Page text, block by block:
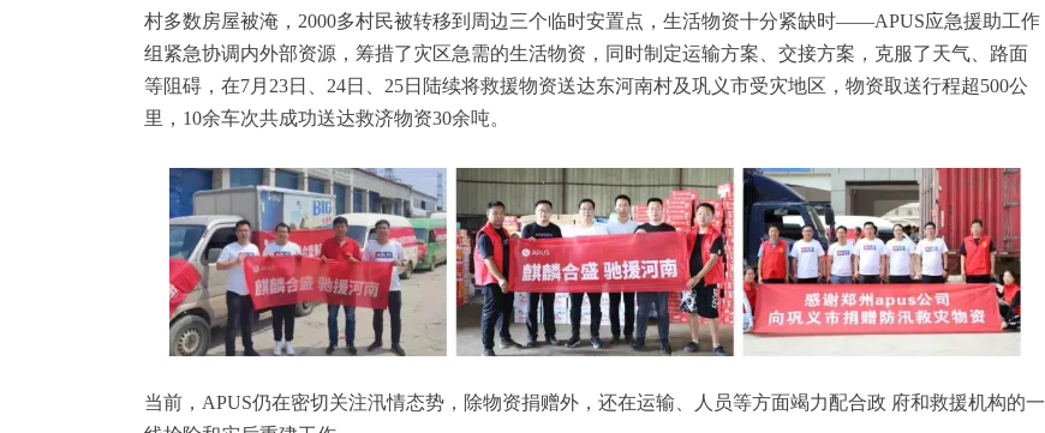
村多数房屋被淹，2000多村民被转移到周边三个临时安置点，生活物资十分紧缺时——APUS应急援助工作
组紧急协调内外部资源，筹措了灾区急需的生活物资，同时制定运输方案、交接方案，克服了天气、路面
等阻碍，在7月23日、24日、25日陆续将救援物资送达东河南村及巩义市受灾地区，物资取送行程超500公
里，10余车次共成功送达救济物资30余吨。
当前，APUS仍在密切关注汛情态势，除物资捐赠外，还在运输、人员等方面竭力配合政 府和救援机构的一